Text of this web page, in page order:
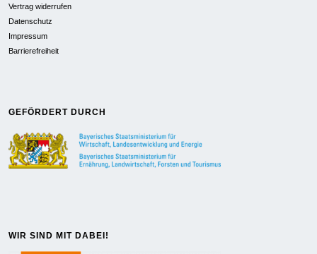
Vertrag widerrufen
Datenschutz
Impressum
Barrierefreiheit
GEFÖRDERT DURCH
WIR SIND MIT DABEI!